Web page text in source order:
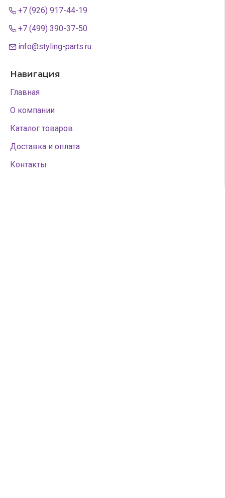
+7 (926) 917-44-19
+7 (499) 390-37-50
info@styling-parts.ru
Навигация
Главная
О компании
Каталог товаров
Доставка и оплата
Контакты